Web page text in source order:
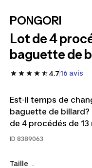
PONGORI
Lot de 4
baguette de
4.716 avis
Est-il temps de
baguette de billard?
de 4 procédés de
ID 8389063
Taille .